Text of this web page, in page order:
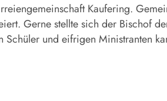
Kaufering.
Gerne stellte sich der Bischof
und eifrigen Ministranten